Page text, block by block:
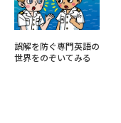
誤解を防ぐ専門英語の
世界をのぞいてみる